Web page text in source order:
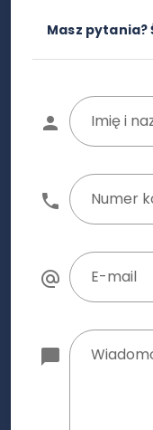
Masz pytania?
Imię i
Numer
E-mail